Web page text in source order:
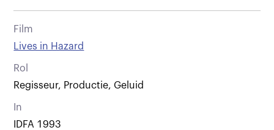
Film
Lives in Hazard
Rol
Regisseur, Productie, Geluid
In
IDFA 1993